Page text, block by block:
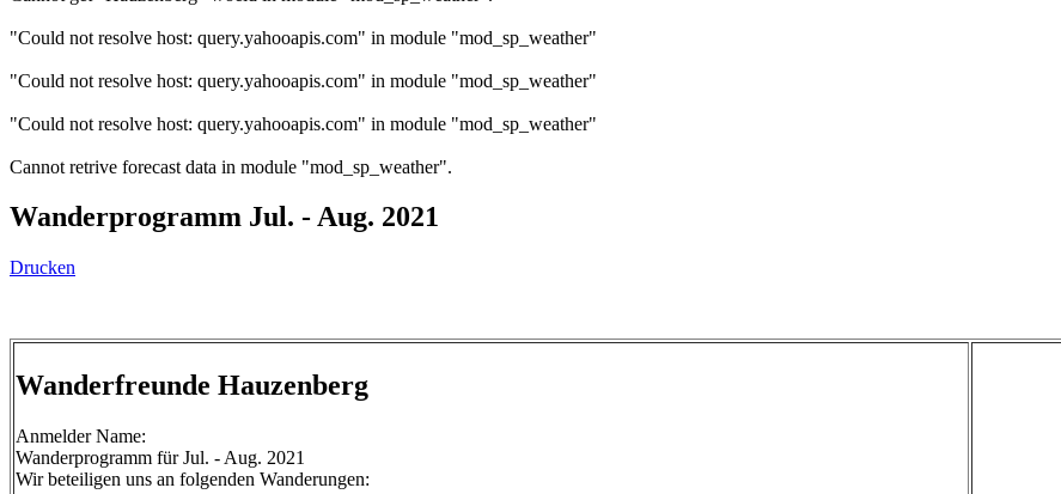
"Could not resolve host: query.yahooapis.com" in module "mod_sp_weather"
"Could not resolve host: query.yahooapis.com" in module "mod_sp_weather"
"Could not resolve host: query.yahooapis.com" in module "mod_sp_weather"
Cannot retrive forecast data in module "mod_sp_weather".
Wanderprogramm Jul. - Aug. 2021
Drucken
Wanderfreunde Hauzenberg
Anmelder Name:
Wanderprogramm für Jul. - Aug. 2021
Wir beteiligen uns an folgenden Wanderungen: